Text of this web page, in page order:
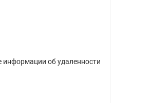
информации об удаленности